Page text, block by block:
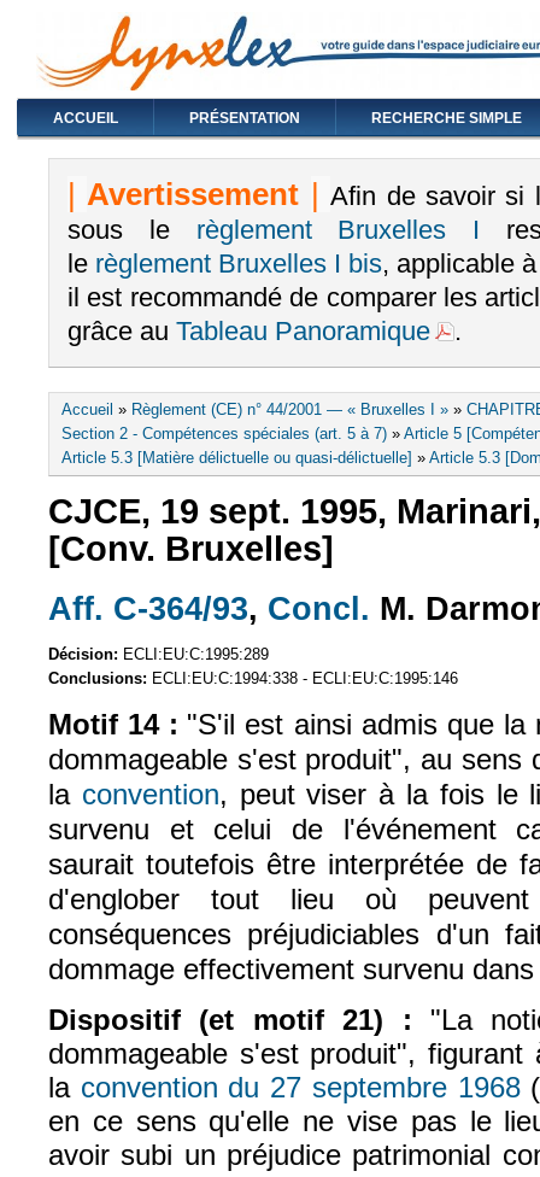
ACCUEIL PRÉSENTATION RECHERCHE SIMPLE
|Avertissement | Afin de savoir si
sous le règlement Bruxelles I
le règlement Bruxelles I bis, applicable
il est recommandé de comparer les
grâce au Tableau Panoramique .
Vous êtes ici
Accueil » Règlement (CE) n° 44/2001 — « Bruxelles I » »
Section 2 - Compétences spéciales (art. 5 à 7) » Article 5
Article 5.3 [Matière délictuelle ou quasi-délictuelle] » Article 5.3
CJCE, 19 sept. 1995,
[Conv. Bruxelles]
Aff. C-364/93 (le lien est externe)
, Concl. (le lien est
M.
Décision: ECLI:EU:C:1995:289
Conclusions: ECLI:EU:C:1994:338 - ECLI:EU:C:1995:146
Motif 14 : "S'il est ainsi admis que la
dommageable s'est produit", au sens
la convention (le lien est externe)
, peut viser à la fois le
survenu et celui de l'événement
saurait toutefois être interprétée de
d'englober tout lieu où
conséquences préjudiciables d'un
dommage effectivement survenu
Dispositif (et motif 21) : "La
dommageable s'est produit",
la convention du 27 septembre 1968
en ce sens qu'elle ne vise pas le
avoir subi un préjudice patrimonial